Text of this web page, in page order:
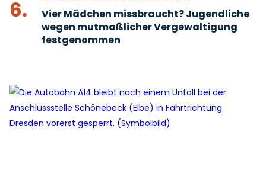
6.
Vier Mädchen missbraucht? Jugendliche
wegen mutmaßlicher Vergewaltigung
festgenommen